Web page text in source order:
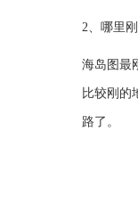
2、哪里
海岛图最
比较刚的
路了。